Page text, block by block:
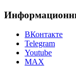
ВКонтакте
Telegram
Youtube
MAX